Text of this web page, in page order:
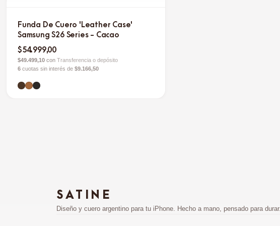
Funda De Cuero 'Leather Case'
Samsung S26 Series - Cacao
$54.999,00
$49.499,10 con Transferencia o depósito
6 cuotas sin interés de $9.166,50
SATINE
Diseño y cuero argentino para tu iPhone. Hecho a mano, pensado para durar.